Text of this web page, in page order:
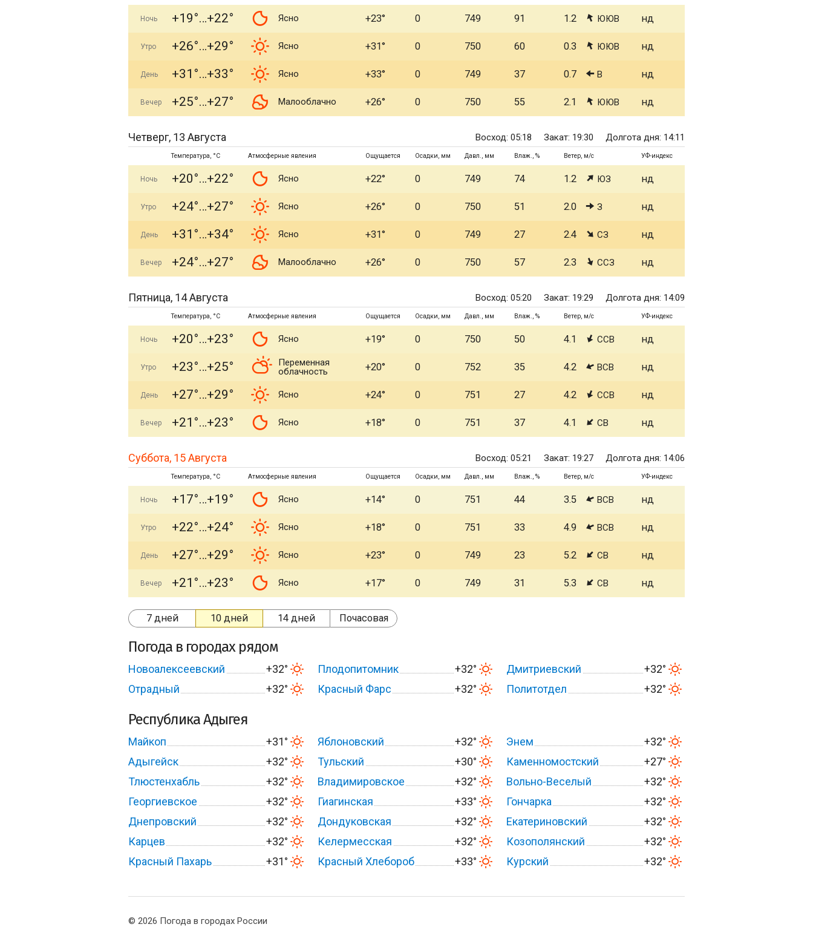
Ночь +19° +22° Ясно +23° 0 749 91 1.2 ЮЮВ нд
Утро +26° +29° Ясно +31° 0 750 60 0.3 ЮЮВ нд
День +31° +33° Ясно +33° 0 749 37 0.7 В нд
Вечер +25° +27° Малооблачно +26° 0 750 55 2.1 ЮЮВ нд
Четверг, 13 Августа Восход: 05:18 Закат: 19:30 Долгота дня: 14:11
Температура, °C Атмосферные явления Ощущается Осадки, мм Давл., мм Влаж., % Ветер, м/с УФ-индекс
Ночь +20° +22° Ясно +22° 0 749 74 1.2 ЮЗ нд
Утро +24° +27° Ясно +26° 0 750 51 2.0 З нд
День +31° +34° Ясно +31° 0 749 27 2.4 СЗ нд
Вечер +24° +27° Малооблачно +26° 0 750 57 2.3 ССЗ нд
Пятница, 14 Августа Восход: 05:20 Закат: 19:29 Долгота дня: 14:09
Температура, °C Атмосферные явления Ощущается Осадки, мм Давл., мм Влаж., % Ветер, м/с УФ-индекс
Ночь +20° +23° Ясно +19° 0 750 50 4.1 ССВ нд
Утро +23° +25°
Переменная
облачность
+20° 0 752 35 4.2 ВСВ нд
День +27° +29° Ясно +24° 0 751 27 4.2 ССВ нд
Вечер +21° +23° Ясно +18° 0 751 37 4.1 СВ нд
Суббота, 15 Августа Восход: 05:21 Закат: 19:27 Долгота дня: 14:06
Температура, °C Атмосферные явления Ощущается Осадки, мм Давл., мм Влаж., % Ветер, м/с УФ-индекс
Ночь +17° +19° Ясно +14° 0 751 44 3.5 ВСВ нд
Утро +22° +24° Ясно +18° 0 751 33 4.9 ВСВ нд
День +27° +29° Ясно +23° 0 749 23 5.2 СВ нд
Вечер +21° +23° Ясно +17° 0 749 31 5.3 СВ нд
7 дней 10 дней 14 дней Почасовая
Погода в городах рядом
Новоалексеевский +32° Плодопитомник +32° Дмитриевский
+32°
Отрадный
+32° Красный Фарс +32° Политотдел +32°
Республика Адыгея
Майкоп +31° Яблоновский +32° Энем
+32°
Адыгейск
+32° Тульский +30° Каменномостский
+27°
Тлюстенхабль
+32° Владимировское +32° Вольно-Веселый
+32°
Георгиевское
+32° Гиагинская +33° Гончарка
+32°
Днепровский
+32° Дондуковская +32° Екатериновский
+32°
Карцев
+32° Келермесская +32° Козополянский
+32°
Красный Пахарь
+31° Красный Хлебороб +33° Курский +32°
© 2026 Погода в городах России